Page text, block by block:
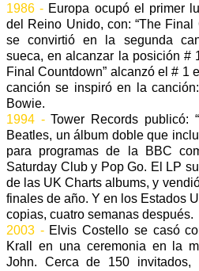
1986 - Europa ocupó el primer
del Reino Unido, con: “The Final
se convirtió en la segunda
sueca, en alcanzar la posición #
Final Countdown” alcanzó el # 1
canción se inspiró en la
Bowie.
1994 -Tower Records publicó:
Beatles, un álbum doble que
para programas de la BBC
Saturday Club y Pop Go. El LP
de las UK Charts albums, y
finales de año. Y en los Estados
copias, cuatro semanas después.
2003 -Elvis Costello se casó
Krall en una ceremonia en la
John. Cerca de 150 invitados,